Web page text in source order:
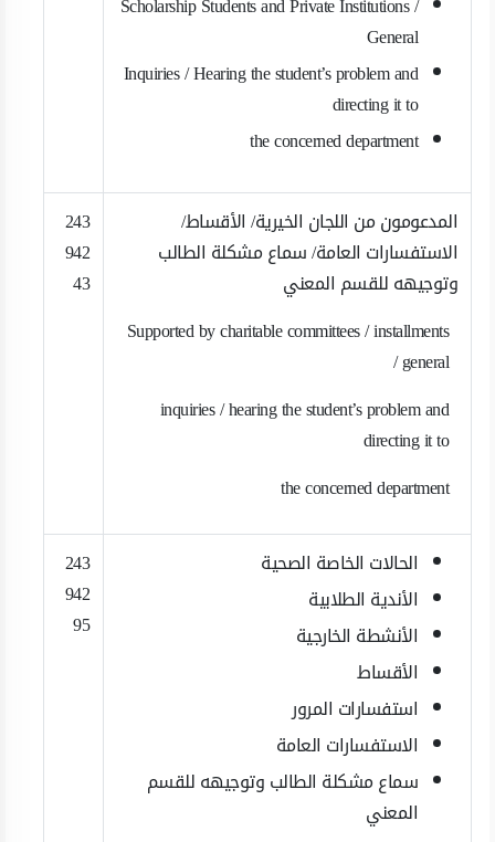
General
Inquiries / Hearing the student’s problem and
directing it to
the concerned department
المدعومون من اللجان الخيرية/ الأقساط/
الاستفسارات العامة/ سماع مشكلة الطالب
وتوجيهه للقسم المعني
Supported by charitable committees / installments
/ general
inquiries / hearing the student’s problem and
directing it to
the concerned department
243
942
43
الحالات الخاصة الصحية
الأندية الطلابية
الأنشطة الخارجية
الأقساط
استفسارات المرور
الاستفسارات العامة
سماع مشكلة الطالب وتوجيهه للقسم
المعني
243
942
95